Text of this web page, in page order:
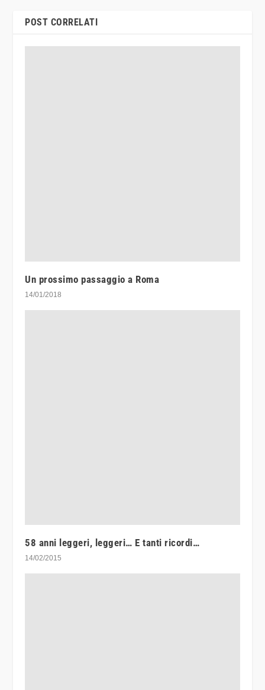
POST CORRELATI
Un prossimo passaggio a Roma
14/01/2018
58 anni leggeri, leggeri… E tanti ricordi…
14/02/2015